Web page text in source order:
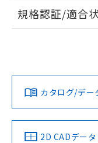
タイムチャート
A: 20mm以上、B:
ダウンロードデータ
みください。
ソフトウェアの使用条
EU RoHS 注意事
対応済み
中国 RoHS 注意
規格認証/適合
LR型式承認
（イギリス
船舶規格）
カタログ/デー
2D CADデータ